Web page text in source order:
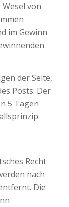
von
im Gewinn
der Seite,
Posts. Der
5 Tagen
Recht
nach
Die